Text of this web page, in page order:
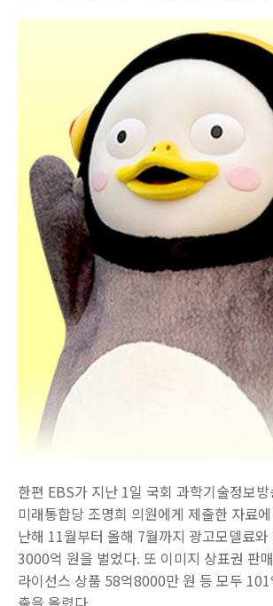
한편 EBS가 지난 1일 국회 과학기술정보
미래통합당 조명희 의원에게 제출한 자료
난해 11월부터 올해 7월까지 광고모델료
3000억 원을 벌었다. 또 이미지 상표권 판
라이선스 상품 58억8000만 원 등 모두